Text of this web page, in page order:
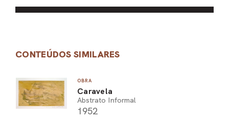
CONTEÚDOS SIMILARES
OBRA
Caravela
Abstrato Informal
1952